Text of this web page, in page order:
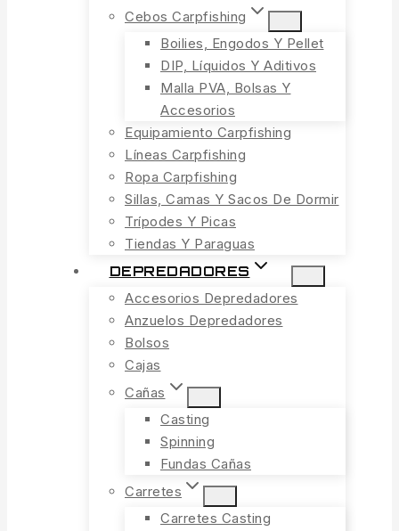
Cebos Carpfishing
Boilies, Engodos Y Pellet
DIP, Líquidos Y Aditivos
Malla PVA, Bolsas Y
Accesorios
Equipamiento Carpfishing
Líneas Carpfishing
Ropa Carpfishing
Sillas, Camas Y Sacos De Dormir
Trípodes Y Picas
Tiendas Y Paraguas
DEPREDADORES
Accesorios Depredadores
Anzuelos Depredadores
Bolsos
Cajas
Cañas
Casting
Spinning
Fundas Cañas
Carretes
Carretes Casting